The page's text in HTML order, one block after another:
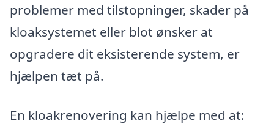
problemer med tilstopninger, skader på
kloaksystemet eller blot ønsker at
opgradere dit eksisterende system, er
hjælpen tæt på.
En kloakrenovering kan hjælpe med at: